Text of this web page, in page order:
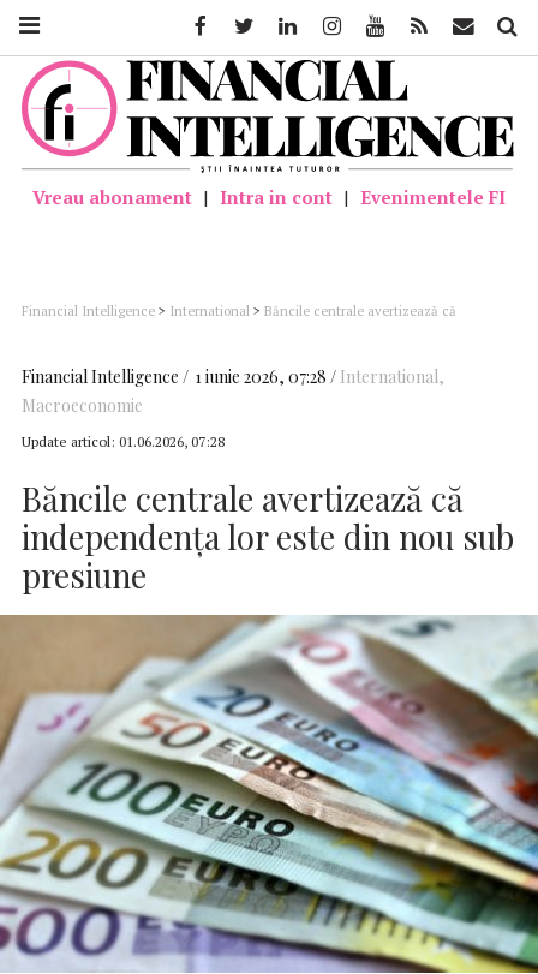
Vreau abonament | Intra in cont | Evenimentele FI
Financial Intelligence > International > Băncile centrale avertizează că
Financial Intelligence 1 iunie 2026, 07:28 International,
Macroeconomie
Update articol: 01.06.2026, 07:28
Băncile centrale avertizează că
independenţa lor este din nou sub
presiune
FacebookTwitter LinkedinInstagramYoutube Feed Mail